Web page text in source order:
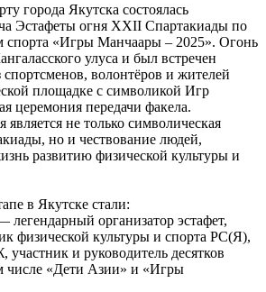
города Якутска состоялась
Эстафеты огня XXII Спартакиады по
спорта «Игры Манчаары – 2025». Огонь
улуса и был встречен
волонтёров и жителей
площадке с символикой Игр
церемония передачи факела.
не только символическая
но и чествование людей,
развитию физической культуры и
в Якутске стали:
организатор эстафет,
физической культуры и спорта РС(Я),
и руководитель десятков
числе «Дети Азии» и «Игры